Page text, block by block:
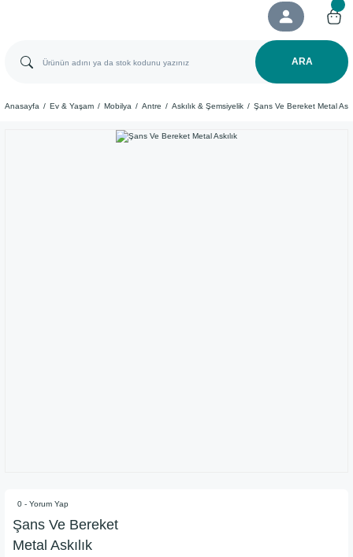
ARA
Anasayfa Ev & Yaşam Mobilya Antre Askılık & Şemsiyelik Şans Ve Bereket Metal
0 - Yorum Yap
Şans Ve Bereket
Metal Askılık